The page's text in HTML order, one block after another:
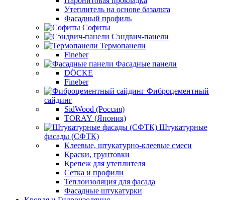
Утеплитель на основе базальта
Фасадный профиль
Софиты
Сэндвич-панели
Термопанели
Fineber
Фасадные панели
DÖCKE
Fineber
Фиброцементный
сайдинг
SidWood (Россия)
TORAY (Япония)
Штукатурные
фасады (СФТК)
Клеевые, штукатурно-клеевые смеси
Краски, грунтовки
Крепеж для утеплителя
Сетка и профили
Теплоизоляция для фасада
Фасадные штукатурки